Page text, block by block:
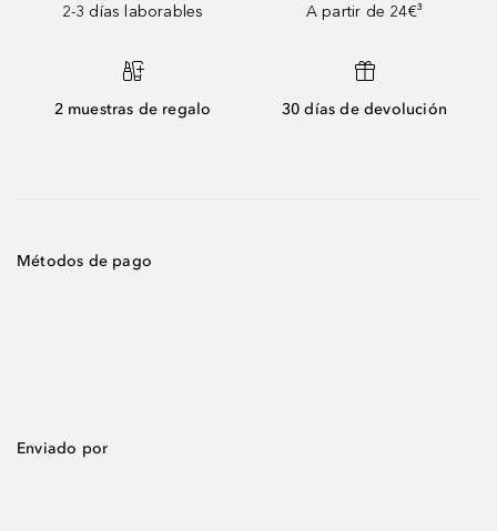
2-3 días laborables
A partir de 24€³
2 muestras de regalo 30 días de devolución
Métodos de pago
Enviado por